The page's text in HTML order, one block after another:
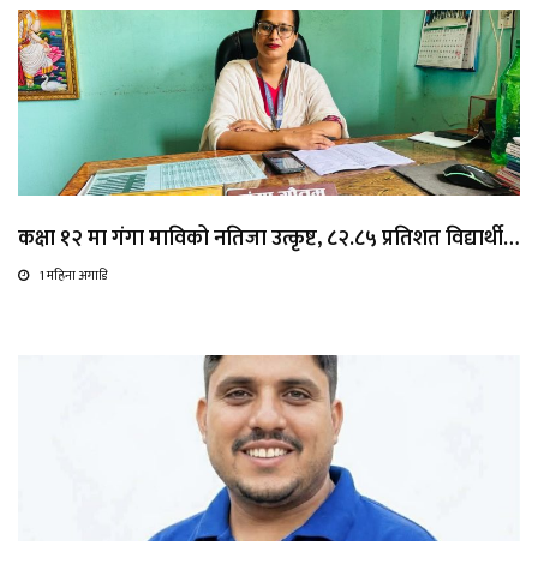
कक्षा १२ मा गंगा माविको नतिजा उत्कृष्ट, ८२.८५ प्रतिशत विद्यार्थी…
1 महिना अगाडि